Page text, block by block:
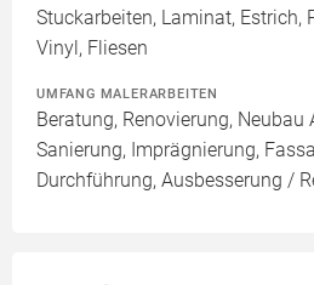
Stuckarbeiten, Laminat, Estrich,
Vinyl, Fliesen
UMFANG MALERARBEITEN
Beratung, Renovierung, Neubau
Sanierung, Imprägnierung,
Durchführung, Ausbesserung /